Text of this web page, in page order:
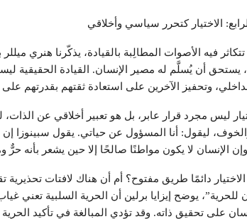
الاختيار كتحرر سياسي وأخلاقي
فيه الأصوات المطالِبة بالقيادة، يذكّرنا هنري
يستحق أن يُسلَّم له مصير الإنسان. القيادة الحقيقية
الداخلي، وتحفيز الآخرين على استعادة ثقتهم بقدرتهم
ليس مجرد قرار عابر، بل هو تعبير أخلاقي عن
والخوف، ليقول: أنا المسؤول عن حياتي. يقول سبينوزا
وإن الإنسان لا يكون مواطنًا صالحًا إلا حين يشعر بأنه
دائمًا طريق مفتوح؟ أم أن هناك لافتات
للحرية”، يوضح إيزايا برلين أن الحرية السلبية تعني
على تحقيق ذاته. وقد تؤدي المبالغة في تأكيد